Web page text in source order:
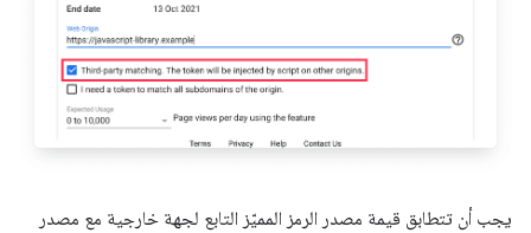
يجب أن تتطابق قيمة مصدر الرمز المميّز التابع لجهة خارجية مع مصدر